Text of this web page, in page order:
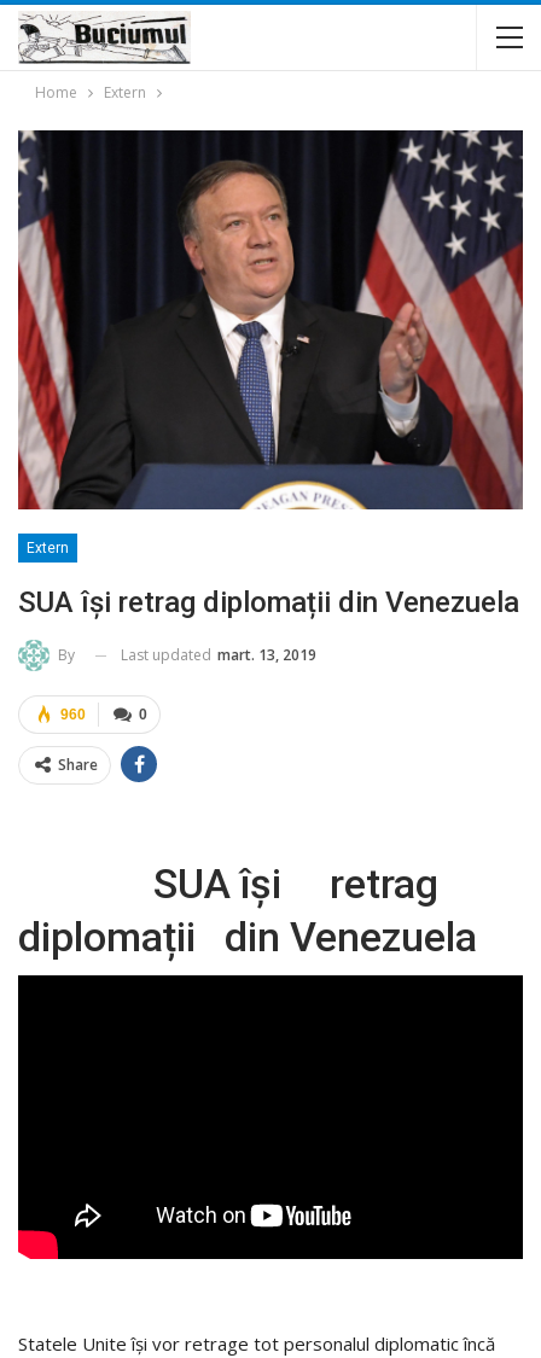
Home Extern
Extern
SUA își retrag diplomații din Venezuela
By Last updated mart. 13, 2019
0
960
Share
SUA își retrag
diplomații din Venezuela
Statele Unite îşi vor retrage tot personalul diplomatic încă